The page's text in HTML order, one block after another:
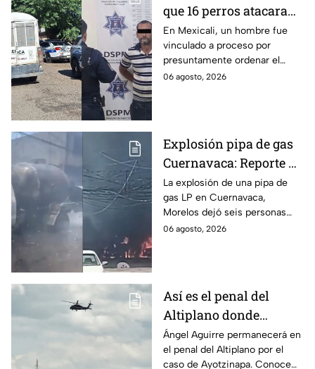
que 16 perros atacaran
a su hermana con
discapacidad en
Mexicali, BC
En Mexicali, un hombre fue
vinculado a proceso por
presuntamente ordenar el
ataque de 16 perros contra su
06 agosto, 2026
Explosión pipa de gas
Cuernavaca: Reporte de
víctimas tras estallido
en Morelos
La explosión de una pipa de
gas LP en Cuernavaca,
Morelos dejó seis personas
hospitalizadas. IMSS informó
06 agosto, 2026
Así es el penal del
Altiplano donde
permanecerá Ángel
Aguirre por caso
Ángel Aguirre permanecerá en
el penal del Altiplano por el
caso de Ayotzinapa. Conoce